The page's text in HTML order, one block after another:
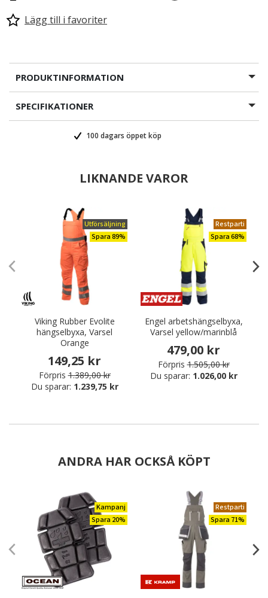
Lägg till i favoriter
PRODUKTINFORMATION
SPECIFIKATIONER
100 dagars öppet köp
LIKNANDE VAROR
Utförsäljning
Spara 89%
Viking Rubber Evolite
hängselbyxa, Varsel
Orange
149,25 kr
Förpris 1.389,00 kr
Du sparar: 1.239,75 kr
Restparti
Spara 68%
Engel arbetshängselbyxa,
Varsel yellow/marinblå
479,00 kr
Förpris 1.505,00 kr
Du sparar: 1.026,00 kr
ANDRA HAR OCKSÅ KÖPT
Kampanj
Spara 20%
Restparti
Spara 71%